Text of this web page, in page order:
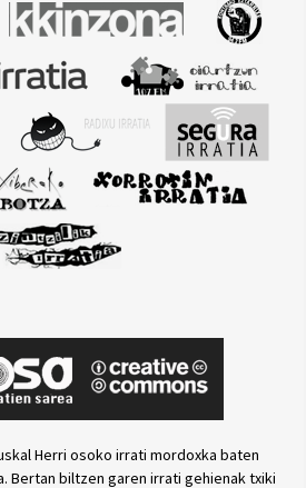
Herri osoko irrati mordoxka baten
Bertan biltzen garen irrati gehienak txiki